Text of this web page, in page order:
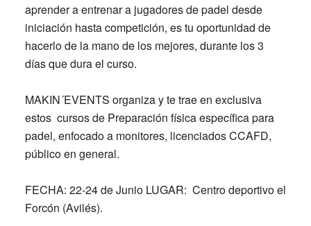
aprender a entrenar a jugadores de padel desde
iniciación hasta competición, es tu oportunidad de
hacerlo de la mano de los mejores, durante los 3
días que dura el curso.
MAKIN´EVENTS organiza y te trae en exclusiva
estos cursos de Preparación física específica para
padel, enfocado a monitores, licenciados CCAFD,
público en general.
FECHA: 22-24 de Junio LUGAR: Centro deportivo el
Forcón (Avilés).